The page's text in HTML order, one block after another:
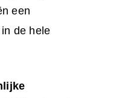
een
de hele